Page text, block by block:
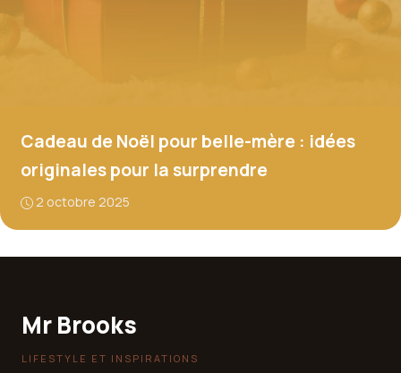
Cadeau de Noël pour belle-mère : idées
originales pour la surprendre
2 octobre 2025
Mr Brooks
LIFESTYLE ET INSPIRATIONS